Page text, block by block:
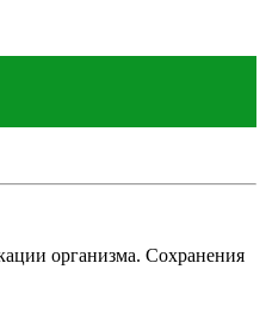
организма. Сохранения